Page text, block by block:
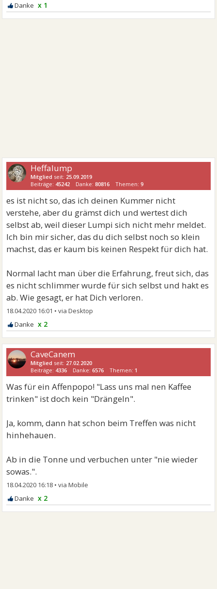
x 1
Heffalump
Mitglied seit: 25.09.2019
Beiträge: 45242 Danke:80816 Themen:9
es ist nicht so, das ich deinen Kummer nicht
verstehe, aber du grämst dich und wertest dich
selbst ab, weil dieser Lumpi sich nicht mehr meldet.
Ich bin mir sicher, das du dich selbst noch so klein
machst, das er kaum bis keinen Respekt für dich hat.
Normal lacht man über die Erfahrung, freut sich, das
es nicht schlimmer wurde für sich selbst und hakt es
ab. Wie gesagt, er hat Dich verloren.
18.04.2020 16:01 •
x 2
CaveCanem
Mitglied seit: 27.02.2020
Beiträge: 4336 Danke:6576 Themen: 1
Was für ein Affenpopo! "Lass uns mal nen Kaffee
trinken" ist doch kein "Drängeln".
Ja, komm, dann hat schon beim Treffen was nicht
hinhehauen.
Ab in die Tonne und verbuchen unter "nie wieder
sowas.".
18.04.2020 16:18 •
x 2